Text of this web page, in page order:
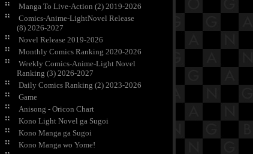
Manga To Live-Action (2) 2019-2026
Comics-Anime-LightNovel Release
(8) 2026-2027
Novel Release 2019-2026
Monthly Comics Ranking 2020-2026
Weekly Comics-Anime-Light Novel
Ranking (3) 2026-2027
Daily Comics Ranking (2) 2023-2026
Game
Anisong - Oricon Chart
Kono Light Novel ga Sugoi
Kono Manga ga Sugoi
Kono Manga wo Yome!